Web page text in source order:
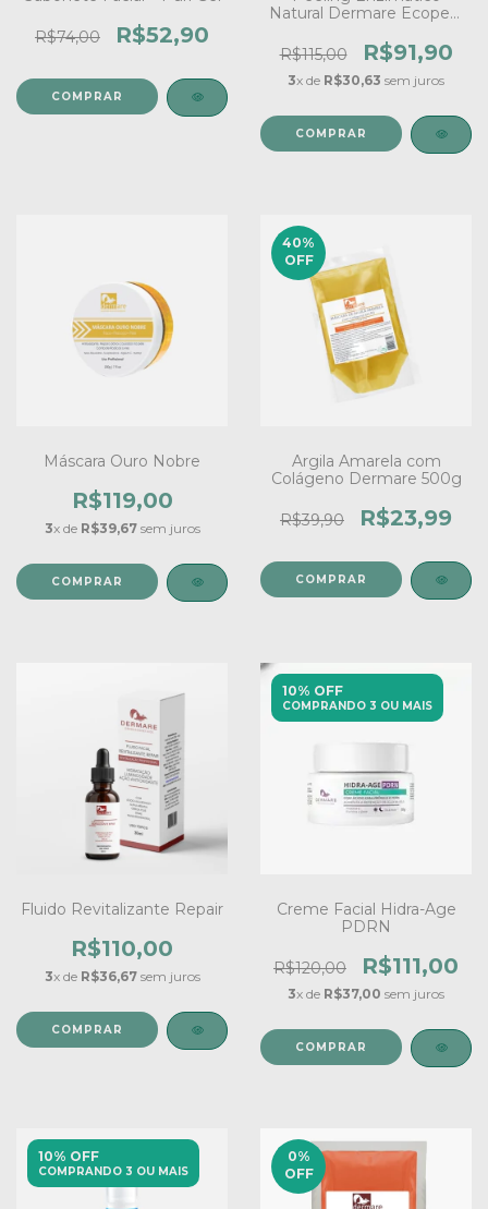
R$74,00 R$52,90
Natural Dermare Ecopeel
R$115,00
R$91,90
3x de R$30,63 sem juros
Máscara Ouro Nobre
R$119,00
3x de R$39,67sem juros
40%
OFF
Argila Amarela com
Colágeno Dermare 500g
R$39,90 R$23,99
Fluido Revitalizante Repair
R$110,00
3x de R$36,67sem juros
10% OFF
COMPRANDO 3 OU MAIS
Creme Facial Hidra-Age
PDRN
R$120,00 R$111,00
3x de R$37,00 sem juros
10% OFF
COMPRANDO 3 OU MAIS
0%
OFF